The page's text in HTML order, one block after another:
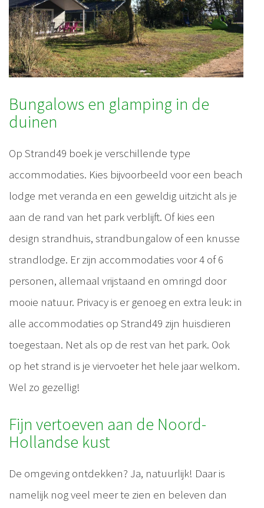
Bungalows en glamping in de
duinen
Op Strand49 boek je verschillende type
accommodaties. Kies bijvoorbeeld voor een beach
lodge met veranda en een geweldig uitzicht als je
aan de rand van het park verblijft. Of kies een
design strandhuis, strandbungalow of een knusse
strandlodge. Er zijn accommodaties voor 4 of 6
personen, allemaal vrijstaand en omringd door
mooie natuur. Privacy is er genoeg en extra leuk: in
alle accommodaties op Strand49 zijn huisdieren
toegestaan. Net als op de rest van het park. Ook
op het strand is je viervoeter het hele jaar welkom.
Wel zo gezellig!
Fijn vertoeven aan de Noord-
Hollandse kust
De omgeving ontdekken? Ja, natuurlijk! Daar is
namelijk nog veel meer te zien en beleven dan